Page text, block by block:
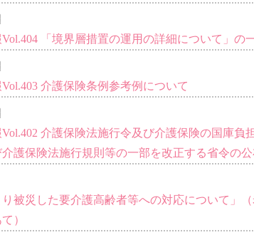
「境界層措置の運用の詳細について」の
介護保険条例参考例について
介護保険法施行令及び介護保険の国庫負
護保険法施行規則等の一部を改正する省令の
被災した要介護高齢者等への対応について」
）